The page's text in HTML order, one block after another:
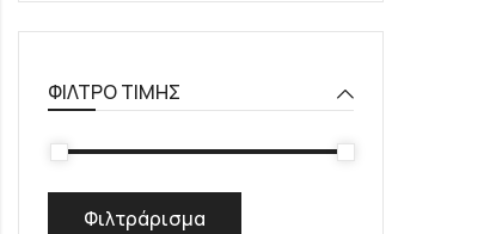
ΦΊΛΤΡΟ ΤΙΜΉΣ
Φιλτράρισμα